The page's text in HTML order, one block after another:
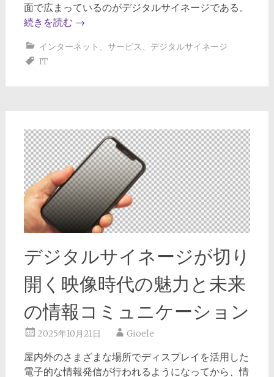
面で広まっているのがデジタルサイネージである。
続きを読む →
インターネット 、 サービス 、 デジタルサイネージ
IT
デジタルサイネージが切り
開く映像時代の魅力と未来
の情報コミュニケーション
2025年10月21日 Gioele
屋内外のさまざまな場所でディスプレイを活用した
電子的な情報発信が行われるようになってから、情